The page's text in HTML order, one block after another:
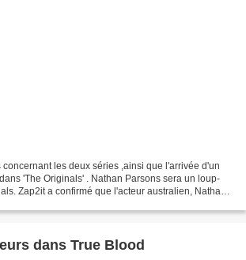
les deux séries ,ainsi que l'arrivée d'un
'The Originals' . Nathan Parsons sera un loup-
Zap2it a confirmé que l'acteur australien, Nathan
dans True Blood